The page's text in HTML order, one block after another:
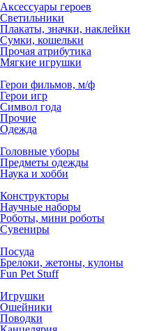
Аксессуары героев
Светильники
Плакаты, значки, наклейки
Сумки, кошельки
Прочая атрибутика
Мягкие игрушки
Герои фильмов, м/ф
Герои игр
Символ года
Прочие
Одежда
Головные уборы
Предметы одежды
Наука и хобби
Конструкторы
Научные наборы
Роботы, мини роботы
Сувениры
Посуда
Брелоки, жетоны, кулоны
Fun Pet Stuff
Игрушки
Ошейники
Поводки